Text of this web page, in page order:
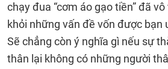
chạy đua “cơm áo gạo tiền” đã
khỏi những vấn đề vốn được bạn
Sẽ chẳng còn ý nghĩa gì nếu sự
thân lại không có những người